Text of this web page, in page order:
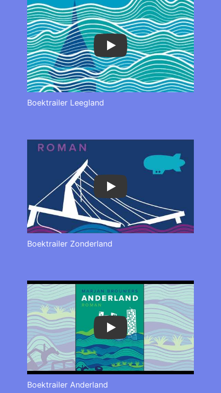
Play
Boektrailer Leegland
Play
Boektrailer Zonderland
Play
Boektrailer Anderland